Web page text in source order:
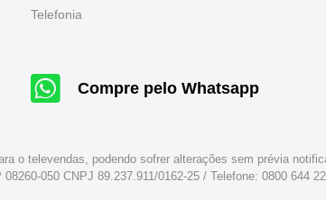
Telefonia
Compre pelo Whatsapp
o televendas, podendo sofrer alterações sem prévia
050 CNPJ 89.237.911/0162-25 / Telefone: 0800 644